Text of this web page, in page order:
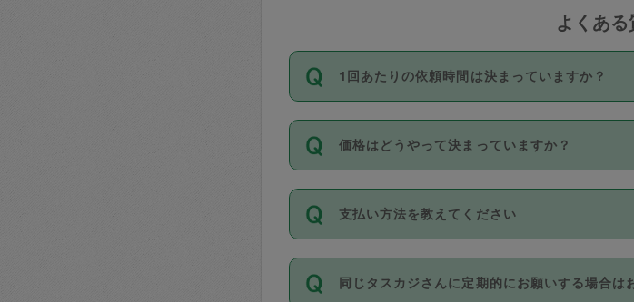
よくあ
1回あたりの依頼時間は決まっていますか？
依頼1回につき3時間固定です。3時間を超えて
い。機能をご利用いただくには、タスカジさん
が必要です。なお、3時間を下回っても、値引
価格はどうやって決まっていますか？
11種類の価格帯の中からタスカジさん自身が
タスカジさんの価格設定には最初は制限があり
除々に設定可能な最高額が上がっていく仕組み
支払い方法を教えてください
お支払方法はクレジットカード（Visa／
Club）のみとなります。
同じタスカジさんに定期的にお願いする場合は